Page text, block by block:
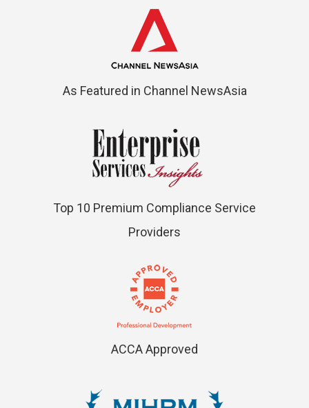
As Featured in Channel NewsAsia
Top 10 Premium Compliance Service
Providers
ACCA Approved